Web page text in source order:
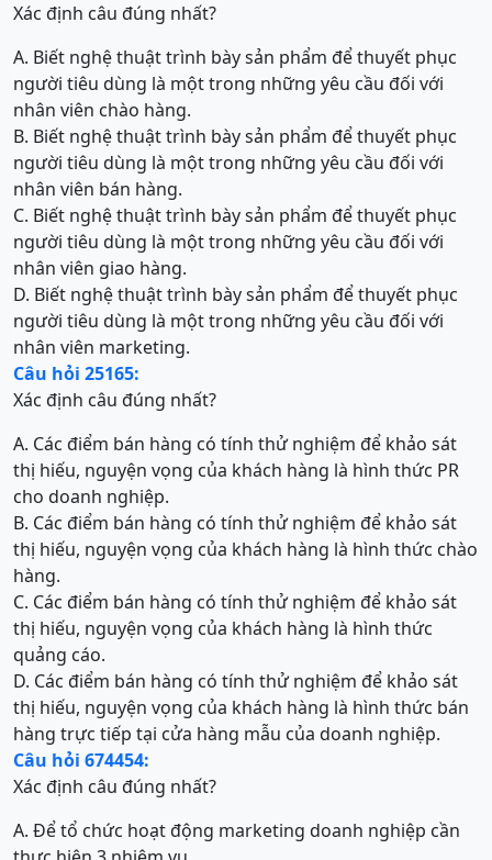
Xác định câu đúng nhất?
A. Biết nghệ thuật trình bày sản phẩm để thuyết phục
người tiêu dùng là một trong những yêu cầu đối với
nhân viên chào hàng.
B. Biết nghệ thuật trình bày sản phẩm để thuyết phục
người tiêu dùng là một trong những yêu cầu đối với
nhân viên bán hàng.
C. Biết nghệ thuật trình bày sản phẩm để thuyết phục
người tiêu dùng là một trong những yêu cầu đối với
nhân viên giao hàng.
D. Biết nghệ thuật trình bày sản phẩm để thuyết phục
người tiêu dùng là một trong những yêu cầu đối với
nhân viên marketing.
Câu hỏi 25165:
Xác định câu đúng nhất?
A. Các điểm bán hàng có tính thử nghiệm để khảo sát
thị hiếu, nguyện vọng của khách hàng là hình thức PR
cho doanh nghiệp.
B. Các điểm bán hàng có tính thử nghiệm để khảo sát
thị hiếu, nguyện vọng của khách hàng là hình thức chào
hàng.
C. Các điểm bán hàng có tính thử nghiệm để khảo sát
thị hiếu, nguyện vọng của khách hàng là hình thức
quảng cáo.
D. Các điểm bán hàng có tính thử nghiệm để khảo sát
thị hiếu, nguyện vọng của khách hàng là hình thức bán
hàng trực tiếp tại cửa hàng mẫu của doanh nghiệp.
Câu hỏi 674454:
Xác định câu đúng nhất?
A. Để tổ chức hoạt động marketing doanh nghiệp cần